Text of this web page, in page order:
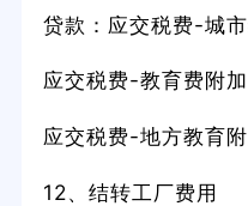
贷款：应交税费-城
应交税费-教育费附加
应交税费-地方教育
12、结转工厂费用